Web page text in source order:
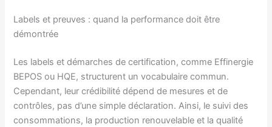
Labels et preuves : quand la performance doit être
démontrée
Les labels et démarches de certification, comme Effinergie
BEPOS ou HQE, structurent un vocabulaire commun.
Cependant, leur crédibilité dépend de mesures et de
contrôles, pas d’une simple déclaration. Ainsi, le suivi des
consommations, la production renouvelable et la qualité